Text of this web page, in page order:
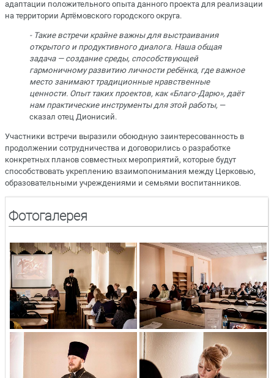
адаптации положительного опыта данного проекта для реализации
на территории Артёмовского городского округа.
- Такие встречи крайне важны для выстраивания
открытого и продуктивного диалога. Наша общая
задача — создание среды, способствующей
гармоничному развитию личности ребёнка, где важное
место занимают традиционные нравственные
ценности. Опыт таких проектов, как «Благо-Дарю», даёт
нам практические инструменты для этой работы, —
сказал отец Дионисий.
Участники встречи выразили обоюдную заинтересованность в
продолжении сотрудничества и договорились о разработке
конкретных планов совместных мероприятий, которые будут
способствовать укреплению взаимопонимания между Церковью,
образовательными учреждениями и семьями воспитанников.
Фотогалерея